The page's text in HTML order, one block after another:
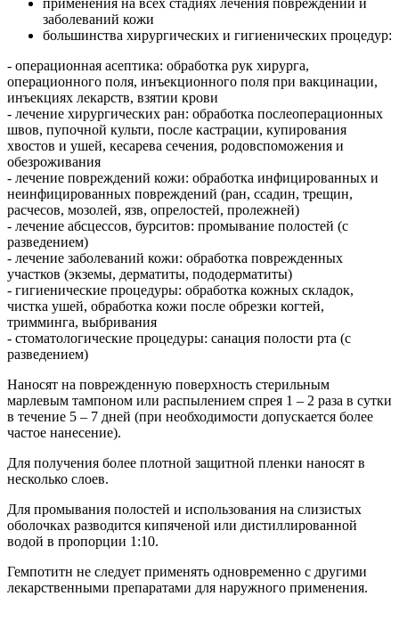
применения на всех стадиях лечения повреждений и
заболеваний кожи
большинства хирургических и гигиенических процедур:
- операционная асептика: обработка рук хирурга,
операционного поля, инъекционного поля при вакцинации,
инъекциях лекарств, взятии крови
- лечение хирургических ран: обработка послеоперационных
швов, пупочной культи, после кастрации, купирования
хвостов и ушей, кесарева сечения, родовспоможения и
обезроживания
- лечение повреждений кожи: обработка инфицированных и
неинфицированных повреждений (ран, ссадин, трещин,
расчесов, мозолей, язв, опрелостей, пролежней)
- лечение абсцессов, бурситов: промывание полостей (с
разведением)
- лечение заболеваний кожи: обработка поврежденных
участков (экземы, дерматиты, пододерматиты)
- гигиенические процедуры: обработка кожных складок,
чистка ушей, обработка кожи после обрезки когтей,
тримминга, выбривания
- стоматологические процедуры: санация полости рта (с
разведением)
Наносят на поврежденную поверхность стерильным
марлевым тампоном или распылением спрея 1 – 2 раза в сутки
в течение 5 – 7 дней (при необходимости допускается более
частое нанесение).
Для получения более плотной защитной пленки наносят в
несколько слоев.
Для промывания полостей и использования на слизистых
оболочках разводится кипяченой или дистиллированной
водой в пропорции 1:10.
Гемпотитн не следует применять одновременно с другими
лекарственными препаратами для наружного применения.